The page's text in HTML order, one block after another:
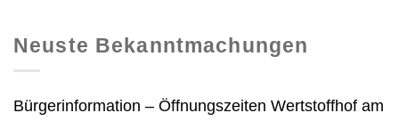
Neuste Bekanntmachungen
Bürgerinformation – Öffnungszeiten Wertstoffhof am